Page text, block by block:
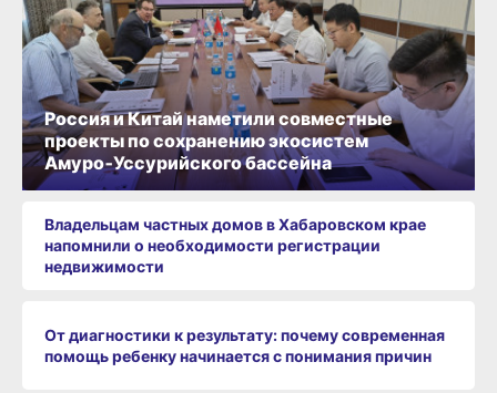
Россия и Китай наметили совместные
проекты по сохранению экосистем
Амуро‑Уссурийского бассейна
Владельцам частных домов в Хабаровском крае
напомнили о необходимости регистрации
недвижимости
От диагностики к результату: почему современная
помощь ребенку начинается с понимания причин